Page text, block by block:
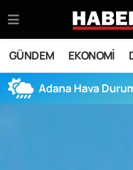
GÜNDEM EKONOMİ
Adana Hava
EKONOMİ
DÜNYA
Eskişehir Nöbetçi
Eskişehir Hava
Eskişehir Namaz